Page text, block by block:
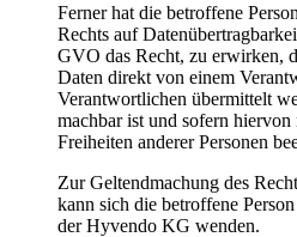
Ferner hat die betroffene
Rechts auf
GVO das Recht, zu erwirken,
Daten direkt von einem
Verantwortlichen übermittelt
machbar ist und sofern
Freiheiten anderer Personen
Zur Geltendmachung des
kann sich die betroffene
der Hyvendo KG wenden.